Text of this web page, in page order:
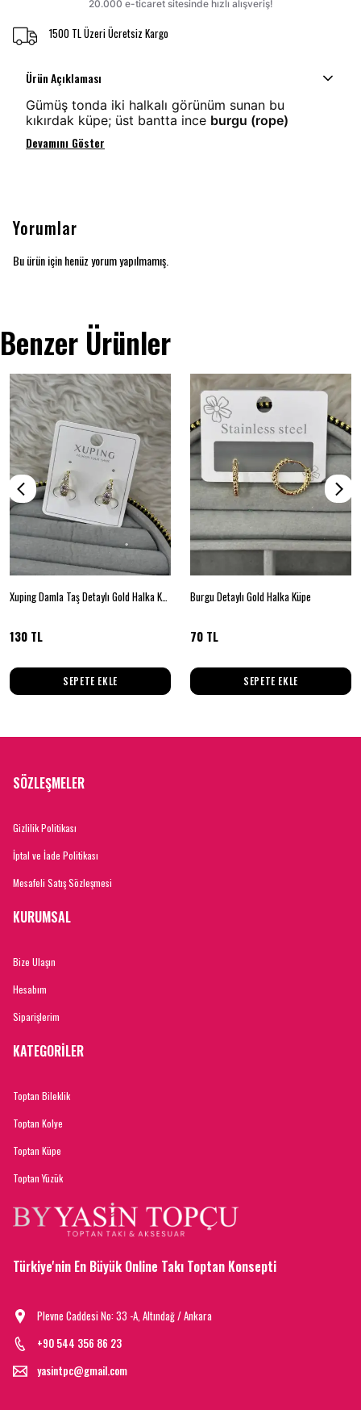
1500 TL Üzeri Ücretsiz Kargo
Ürün Açıklaması
Gümüş tonda iki halkalı görünüm sunan bu
kıkırdak küpe; üst bantta ince burgu (rope)
Devamını Göster
Yorumlar
Bu ürün için henüz yorum yapılmamış.
Benzer Ürünler
Xuping Damla Taş Detaylı Gold Halka Küpe
130 TL
SEPETE EKLE
Burgu Detaylı Gold Halka Küpe
70 TL
SEPETE EKLE
SÖZLEŞMELER
Gizlilik Politikası
İptal ve İade Politikası
Mesafeli Satış Sözleşmesi
KURUMSAL
Bize Ulaşın
Hesabım
Siparişlerim
KATEGORİLER
Toptan Bileklik
Toptan Kolye
Toptan Küpe
Toptan Yüzük
Türkiye'nin En Büyük Online Takı Toptan Konsepti
Plevne Caddesi No: 33 -A, Altındağ / Ankara
+90 544 356 86 23
yasintpc@gmail.com